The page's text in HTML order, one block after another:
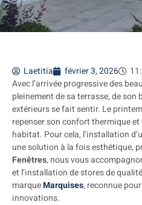
Laetitia février 3, 2026
Avec l’arrivée progressive des
pleinement de sa terrasse, de son
extérieurs se fait sentir. Le
repenser son confort thermique
habitat. Pour cela, l’installation
une solution à la fois esthétique,
Fenêtres, nous vous
et l’installation de stores de
marqueMarquises, reconnue
innovations.